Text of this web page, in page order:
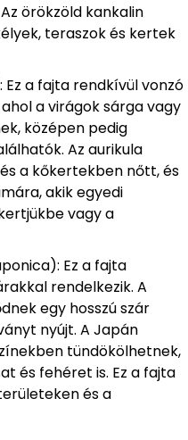
örökzöld kankalin
teraszok és kertek
a fajta rendkívül vonzó
a virágok sárga vagy
középen pedig
Az aurikula
a kőkertekben nőtt, és
akik egyedi
vagy a
Ez a fajta
rendelkezik. A
egy hosszú szár
nyújt. A Japán
tündökölhetnek,
és fehéret is. Ez a fajta
és a